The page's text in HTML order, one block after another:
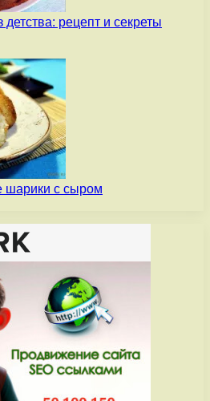
рецепт и секреты
шарики с сыром